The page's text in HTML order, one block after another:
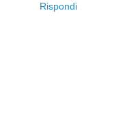
Rispondi